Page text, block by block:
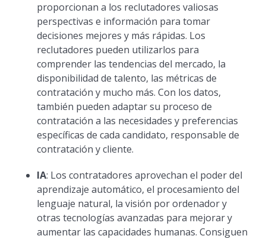
proporcionan a los reclutadores valiosas
perspectivas e información para tomar
decisiones mejores y más rápidas. Los
reclutadores pueden utilizarlos para
comprender las tendencias del mercado, la
disponibilidad de talento, las métricas de
contratación y mucho más. Con los datos,
también pueden adaptar su proceso de
contratación a las necesidades y preferencias
específicas de cada candidato, responsable de
contratación y cliente.
IA: Los contratadores aprovechan el poder del
aprendizaje automático, el procesamiento del
lenguaje natural, la visión por ordenador y
otras tecnologías avanzadas para mejorar y
aumentar las capacidades humanas. Consiguen